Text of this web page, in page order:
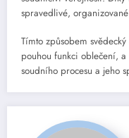
spravedlivé,
Tímto způsobem
pouhou funkci oblečení, a
soudního procesu a jeho